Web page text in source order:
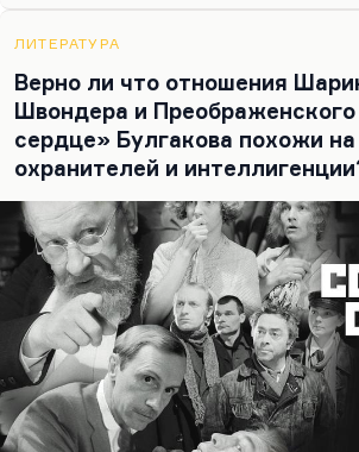
ЛИТЕРАТУРА
Верно ли что отношения
Швондера и
сердце» Булгакова похожи
охранителей и